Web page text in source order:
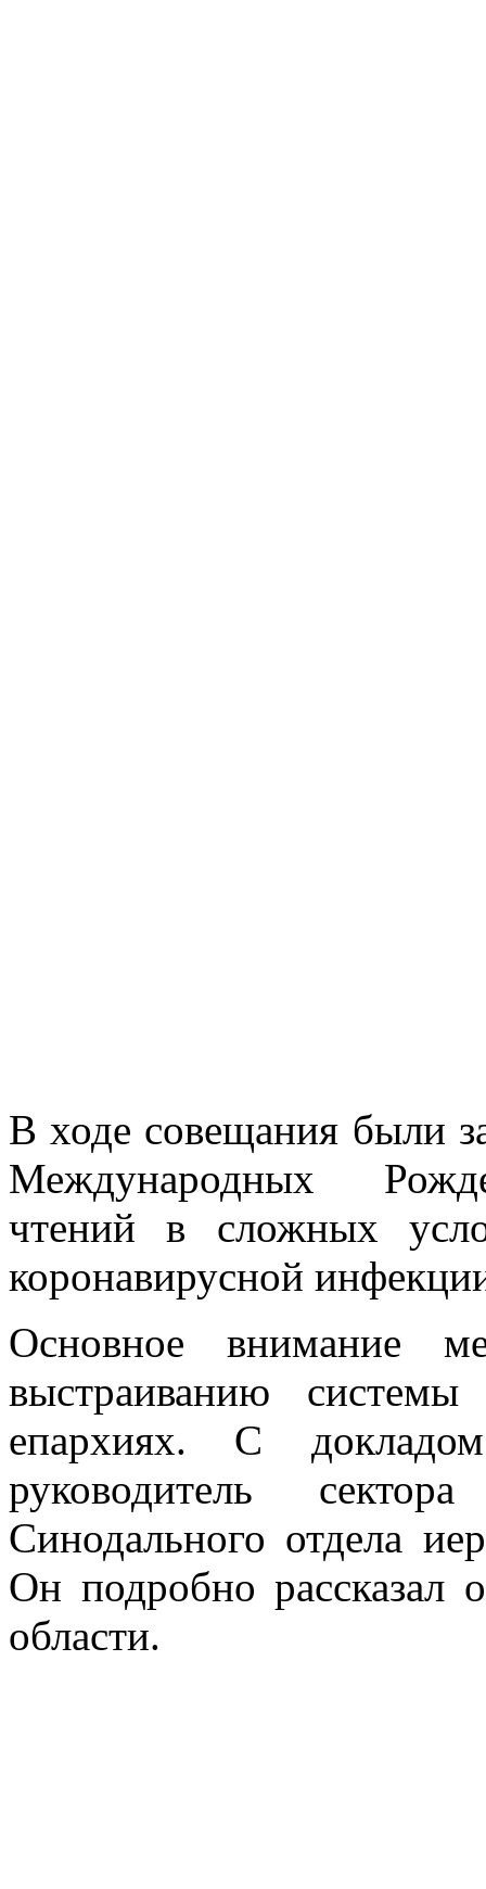
В ходе совещания были
Международных
чтений в сложных
коронавирусной
Основное внимание
выстраиванию
епархиях. С
руководитель
Синодального отдела
Он подробно рассказал
области.